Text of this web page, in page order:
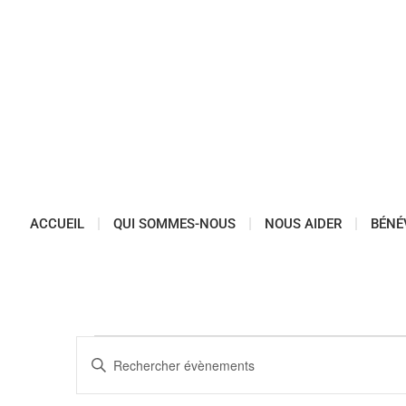
ACCUEIL QUI SOMMES-NOUS NOUS AIDER
Recherche
et
Saisir
mot-
Rechercher